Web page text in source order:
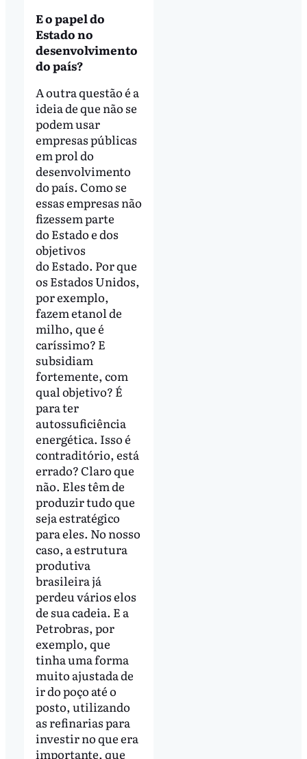
E o papel do
Estado no
desenvolvimento
do país?
A outra questão é a
ideia de que não se
podem usar
empresas públicas
em prol do
desenvolvimento
do país. Como se
essas empresas não
fizessem parte
do Estado e dos
objetivos
do Estado. Por que
os Estados Unidos,
por exemplo,
fazem etanol de
milho, que é
caríssimo? E
subsidiam
fortemente, com
qual objetivo? É
para ter
autossuficiência
energética. Isso é
contraditório, está
errado? Claro que
não. Eles têm de
produzir tudo que
seja estratégico
para eles. No nosso
caso, a estrutura
produtiva
brasileira já
perdeu vários elos
de sua cadeia. E a
Petrobras, por
exemplo, que
tinha uma forma
muito ajustada de
ir do poço até o
posto, utilizando
as refinarias para
investir no que era
importante, que